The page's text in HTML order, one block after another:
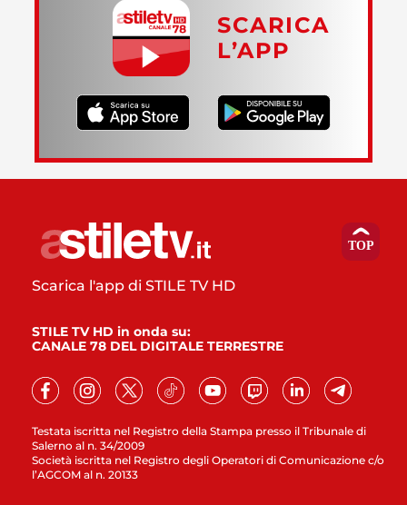
SCARICA
L’APP
Testata iscritta nel Registro della Stampa presso il Tribunale di
Salerno al n. 34/2009
Società iscritta nel Registro degli Operatori di Comunicazione c/o
l’AGCOM al n. 20133
Scarica l'app di STILE TV HD
STILE TV HD in onda su:
CANALE 78 DEL DIGITALE TERRESTRE